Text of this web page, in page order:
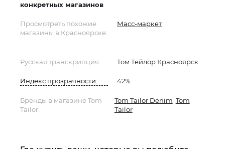
конкретных магазинов
Просмотреть похожие
магазины в Красноярске:
Масс-маркет
Русская транскрипция: Том Тейлор Красноярск
Индекс прозрачности: 42%
Бренды в магазине Tom
Tailor:
Tom Tailor Denim Tom
Tailor